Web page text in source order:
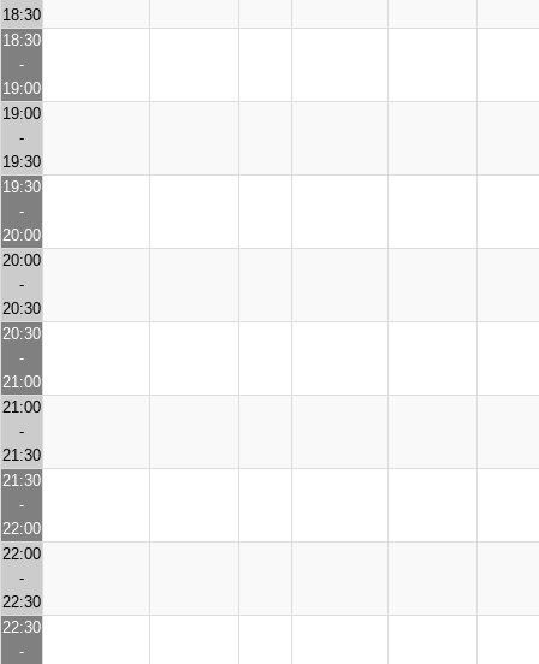
18:30
18:30
-
19:00
19:00
-
19:30
19:30
-
20:00
20:00
-
20:30
20:30
-
21:00
21:00
-
21:30
21:30
-
22:00
22:00
-
22:30
22:30
-